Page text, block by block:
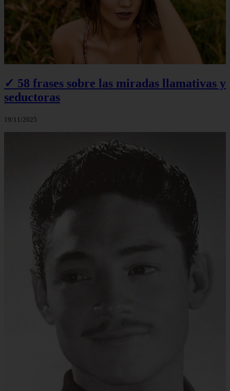
✓ 58 frases sobre las miradas llamativas y
seductoras
19/11/2025